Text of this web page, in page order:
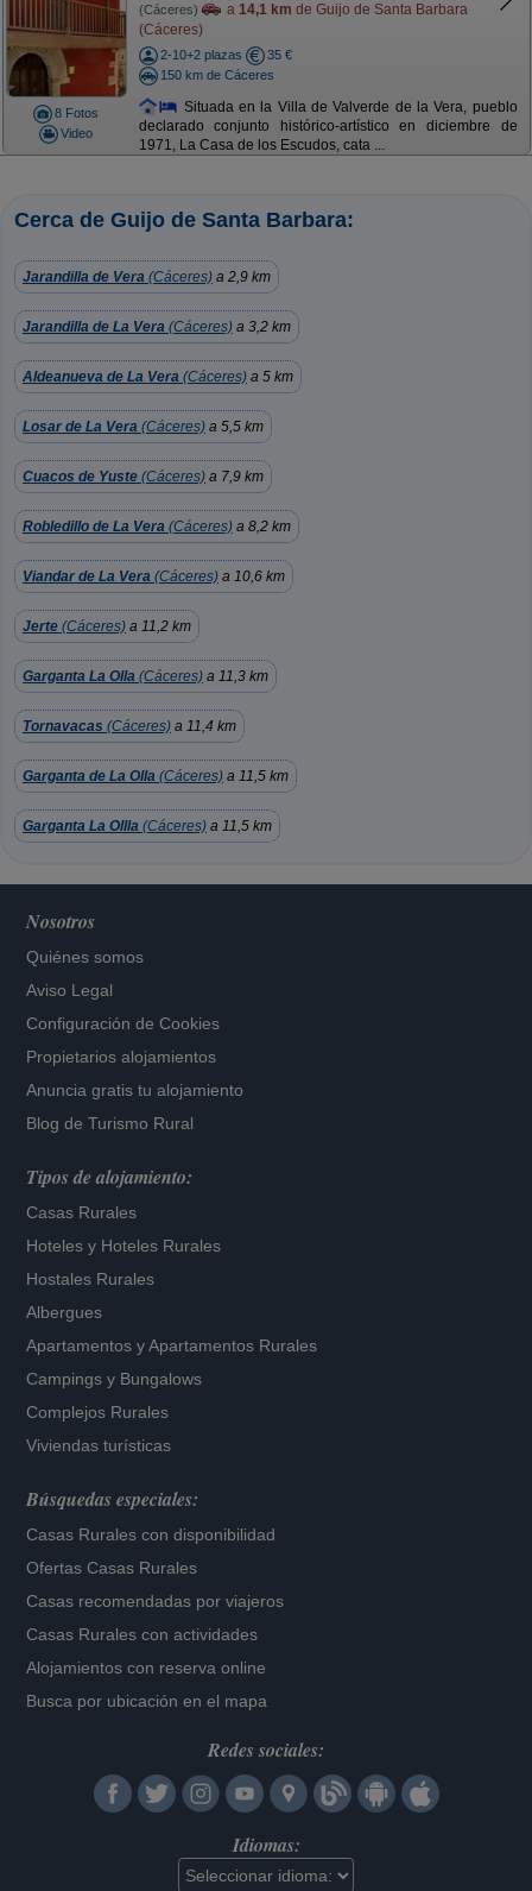
8 Fotos
Video
(Cáceres) a 14,1 km de Guijo de Santa Barbara
(Cáceres)
2-10+2 plazas
35 €
150 km de Cáceres
Situada en la Villa de Valverde de la Vera, pueblo
declarado conjunto histórico-artístico en diciembre de
1971, La Casa de los Escudos, cata ...
Cerca de Guijo de Santa Barbara:
Jarandilla de Vera (Cáceres) a 2,9 km
Jarandilla de La Vera (Cáceres) a 3,2 km
Aldeanueva de La Vera (Cáceres) a 5 km
Losar de La Vera (Cáceres) a 5,5 km
Cuacos de Yuste (Cáceres) a 7,9 km
Robledillo de La Vera (Cáceres) a 8,2 km
Viandar de La Vera (Cáceres) a 10,6 km
Jerte (Cáceres) a 11,2 km
Garganta La Olla (Cáceres) a 11,3 km
Tornavacas (Cáceres) a 11,4 km
Garganta de La Olla (Cáceres) a 11,5 km
Garganta La Ollla (Cáceres) a 11,5 km
Nosotros
Quiénes somos
Aviso Legal
Configuración de Cookies
Propietarios alojamientos
Anuncia gratis tu alojamiento
Blog de Turismo Rural
Tipos de alojamiento:
Casas Rurales
Hoteles y Hoteles Rurales
Hostales Rurales
Albergues
Apartamentos yApartamentos Rurales
Campings y Bungalows
Complejos Rurales
Viviendas turísticas
Búsquedas especiales:
Casas Rurales con disponibilidad
Ofertas Casas Rurales
Casas recomendadas por viajeros
Casas Rurales con actividades
Alojamientos con reserva online
Busca por ubicación en el mapa
Redes sociales:
Idiomas: